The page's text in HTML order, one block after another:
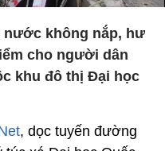
nước không nắp, hư
cho người dân
khu đô thị Đại học
, dọc tuyến đường